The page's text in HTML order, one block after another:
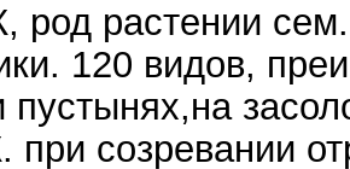
растении
120 видов,
пустынях,на
при созревании